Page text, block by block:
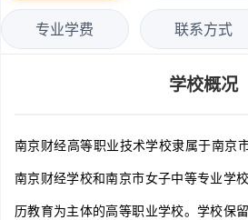
专业学费 联系方式
学校概况
南京财经高等职业技术学校隶属于南京
南京财经学校和南京市女子中等专业学
历教育为主体的高等职业学校。学校保